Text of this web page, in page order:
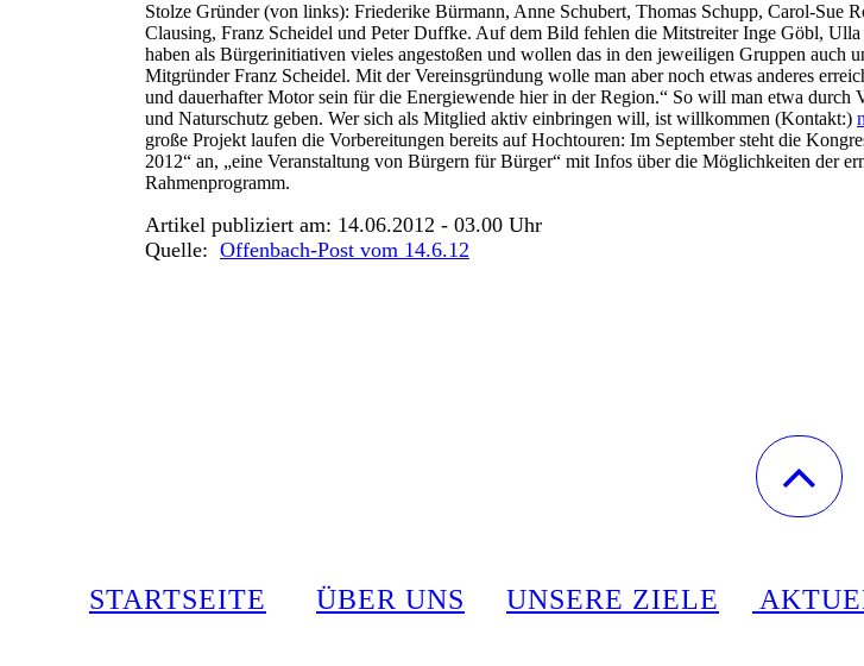
Stolze Gründer (von links): Friederike Bürmann, Anne Schubert, Thomas Schupp, Carol-Sue
Clausing, Franz Scheidel und Peter Duffke. Auf dem Bild fehlen die Mitstreiter Inge Göbl,
haben als Bürgerinitiativen vieles angestoßen und wollen das in den jeweiligen Gruppen auch
Mitgründer Franz Scheidel. Mit der Vereinsgründung wolle man aber noch etwas anderes
und dauerhafter Motor sein für die Energiewende hier in der Region.“ So will man etwa durch
und Naturschutz geben. Wer sich als Mitglied aktiv einbringen will, ist willkommen (Kontakt:)
große Projekt laufen die Vorbereitungen bereits auf Hochtouren: Im September steht die
2012“ an, „eine Veranstaltung von Bürgern für Bürger“ mit Infos über die Möglichkeiten der
Rahmenprogramm.
Artikel publiziert am: 14.06.2012 - 03.00 Uhr
Quelle: Offenbach-Post vom 14.6.12
STARTSEITE ÜBER UNS UNSERE ZIELE